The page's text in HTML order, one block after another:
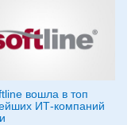
вошла в топ
ИТ-компаний